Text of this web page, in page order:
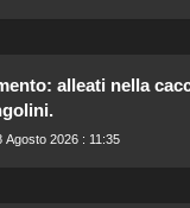
alleati nella
Agosto 2026 : 11:35